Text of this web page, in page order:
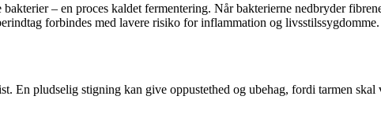
– en proces kaldet fermentering. Når bakterierne nedbryder
forbindes med lavere risiko for inflammation og livsstilssygdomme.
En pludselig stigning kan give oppustethed og ubehag, fordi tarmen